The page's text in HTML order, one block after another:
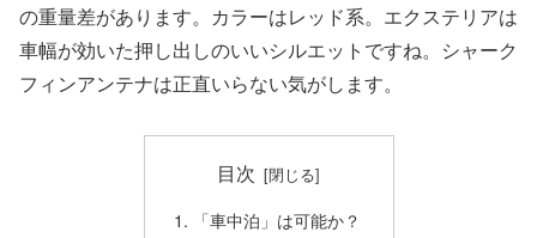
の重量差があります。カラーはレッド系。エクステリアは
車幅が効いた押し出しのいいシルエットですね。シャーク
フィンアンテナは正直いらない気がします。
目次
「車中泊」は可能か？